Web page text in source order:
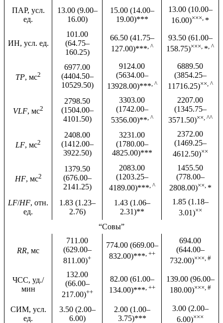
ПАР, усл.
ед.
13.00 (9.00–
16.00)
15.00 (14.00–
19.00)***
13.00 (10.00–
16.00)×××, *
ИН, усл. ед.
101.00
(64.75–
160.25)
66.50 (41.75–
127.00)*** , ^
93.50 (61.00–
158.75)×××, * , ^
TР, мс2
6977.00
(4404.50–
10529.50)
9124.00
(5634.00–
13928.00)*** , ^
6889.50
(3854.25–
11716.25)××, ^
VLF, мс2
2798.50
(1504.00–
4101.50)
3303.00
(1742.00–
5356.00)** , ^
2207.00
(1345.75–
3571.50)××, ^^
LF, мс2
2408.00
(1412.00–
3922.50)
3231.00
(1780.00–
4825.00)***
2372.00
(1469.25–
4612.50)××
HF, мс2
1379.50
(676.00–
2141.25)
2083.00
(1203.25–
4189.00)*** , ^
1455.50
(778.00–
2808.00)××, *
LF/HF, отн.
ед.
1.83 (1.23–
2.76)
1.43 (1.06–
2.31)**
1.85 (1.18–
3.01)××
“Совы”
RR, мс
711.00
(629.00–
811.00)+
774.00 (669.00–
832.00)*** , ++
694.00
(644.00–
732.00)×××, #
ЧCC, уд./
мин
132.00
(66.00–
217.00)++
82.00 (61.00–
134.00)*** , ++
139.00 (96.00–
180.00)×××, #
СИМ, усл.
ед.
3.50 (2.00–
6.00)
2.00 (1.00–
3.75)***
3.00 (2.00–
6.00)×××